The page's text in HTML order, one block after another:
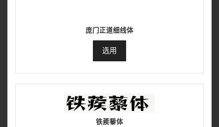
庞门正道细线体
选用
铁蒺藜体